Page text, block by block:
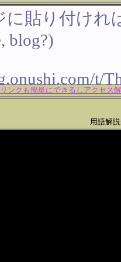
ンクも簡単にできるしアクセス
用語解